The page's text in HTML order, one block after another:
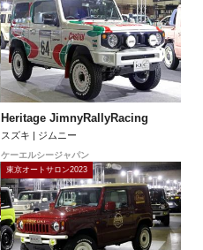
Heritage JimnyRallyRacing
スズキ | ジムニー
ケーエルシージャパン
東京オートサロン2023